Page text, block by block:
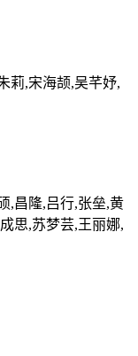
莉,宋海颉,吴芊妤,
,昌隆,吕行,张垒,黄
思,苏梦芸,王丽娜,